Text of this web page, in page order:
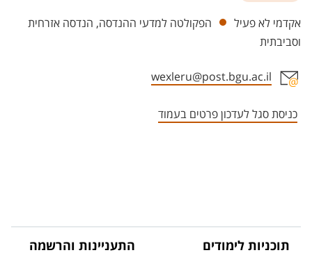
יחידות
אקדמי לא פעיל
הפקולטה למדעי ההנדסה, הנדסה אזרחית
וסביבתית
wexleru@post.bgu.ac.il
כניסת סגל לעדכון פרטים בעמוד
תוכניות לימודים התעניינות והרשמה